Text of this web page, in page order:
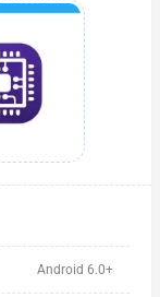
Android 6.0+